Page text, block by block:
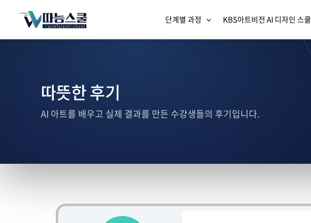
단계별 과정 KBS아트비전 AI 디자인 스쿨
따뜻한 후기
AI 아트를 배우고 실제 결과를 만든 수강생들의 후기입니다.